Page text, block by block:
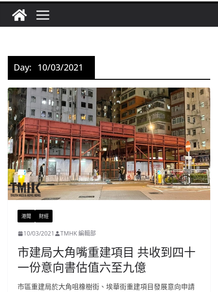
Day: 10/03/2021
港聞 財經
10/03/2021 TMHK 編輯部
市建局大角嘴重建項目 共收到四十
一份意向書估值六至九億
市區重建局於大角咀橡樹街、埃華街重建項目發展意向申請